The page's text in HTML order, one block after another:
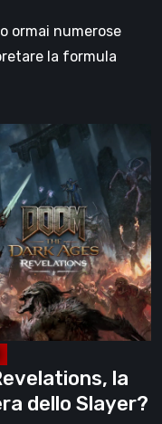
ormai numerose
la formula
la
dello Slayer?